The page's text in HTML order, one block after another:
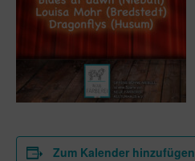
Zum Kalender hinzufügen